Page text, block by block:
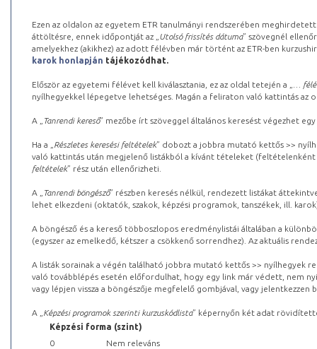
Ezen az oldalon az egyetem ETR tanulmányi rendszerében
áttöltésre, ennek időpontját az „ Utolsó frissítés dátuma” szövegnél
amelyekhez (akikhez) az adott félévben már történt az ETR-ben
karok honlapján tájékozódhat.
Először az egyetemi félévet kell kiválasztania, ez az oldal tetején a „
…
nyílhegyekkel lépegetve lehetséges. Magán a feliraton való kattintás az
A „ Tanrendi kereső” mezőbe írt szöveggel általános keresést végezhet
Ha a „ Részletes keresési feltételek” dobozt a jobbra mutató kettős >>
való kattintás után megjelenő listákból a kívánt tételeket (feltételenként
feltételek” rész után ellenőrizheti.
A „ Tanrendi böngésző” részben keresés nélkül, rendezett listákat
lehet elkezdeni (oktatók, szakok, képzési programok, tanszékek, ill.
A böngésző és a kereső többoszlopos eredménylistái általában a
(egyszer az emelkedő, kétszer a csökkenő sorrendhez). Az aktuális
A listák sorainak a végén található jobbra mutató kettős >> nyílhegyek
való továbblépés esetén előfordulhat, hogy egy link már védett, nem
vagy lépjen vissza a böngészője megfelelő gombjával, vagy
A „ Képzési programok szerinti kurzuskódlista” képernyőn két adat
Képzési forma (szint)
0
Nem releváns